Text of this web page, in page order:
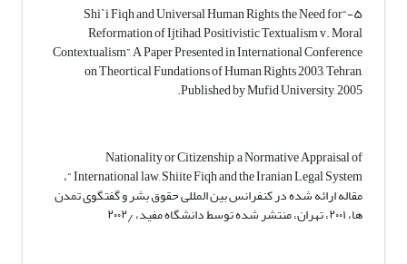
۵-“Shi`i Fiqh and Universal Human Rights, the Need for
Reformation of Ijtihad, Positivistic Textualism v. Moral
Contextualism”, A Paper Presented in International Conference
on Theortical Fundations of Human Rights 2003, Tehran,
Published by Mufid University, 2005.
Nationality or Citizenship, a Normative Appraisal of
International law, Shiite Fiqh and the Iranian Legal System “،
مقاله ارائه شده در کنفرانس بین المللی حقوق بشر و گفتگوی تمدن
ها، ۲۰۰۱، تهران، منتشر شده توسط دانشگاه مفید، ۲۰۰۲٫